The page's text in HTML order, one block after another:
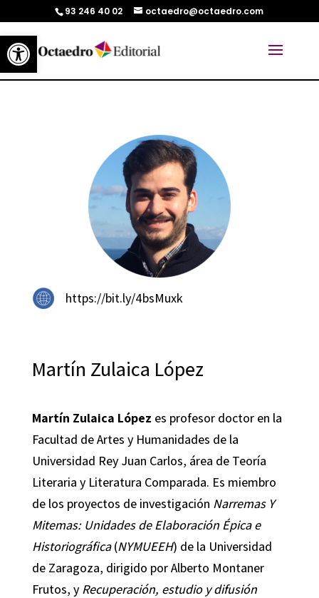
Abrir barra de herramientas
93 246 40 02 octaedro@octaedro.com
https://bit.ly/4bsMuxk
Martín Zulaica López
Martín Zulaica López es profesor doctor en la
Facultad de Artes y Humanidades de la
Universidad Rey Juan Carlos, área de Teoría
Literaria y Literatura Comparada. Es miembro
de los proyectos de investigación Narremas Y
Mitemas: Unidades de Elaboración Épica e
Historiográfica(NYMUEEH) de la Universidad
de Zaragoza, dirigido por Alberto Montaner
Frutos, yRecuperación, estudio y difusión